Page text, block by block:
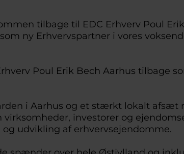
tilbage til EDC Erhverv Poul
ny Erhvervspartner i vores
Poul Erik Bech Aarhus tilbage
i Aarhus og et stærkt lokalt afsæt
virksomheder, investorer og
udvikling af erhvervsejendomme.